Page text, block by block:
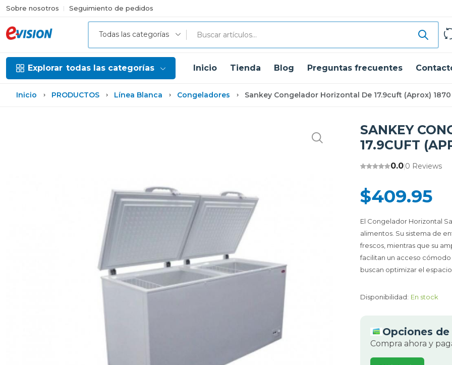
Sobre nosotros Seguimiento de pedidos
Todas las categorías
Explorar todas las categorías Inicio Tienda Blog Preguntas frecuentes
Inicio PRODUCTOS Línea Blanca Congeladores Sankey Congelador Horizontal De 17.9cuft (aprox) 1870
SANKEY
17.9CUFT
0.0|0 Reviews
$409.95
El Congelador Horizontal
alimentos. Su sistema de
frescos, mientras que su
facilitan un acceso
buscan optimizar el
Disponibilidad: En stock
Opciones
Compra ahora y